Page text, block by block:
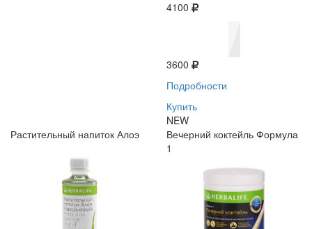
4100
3600
Подробности
Купить
NEW
Растительный напиток Алоэ
Вечерний коктейль Формула
1